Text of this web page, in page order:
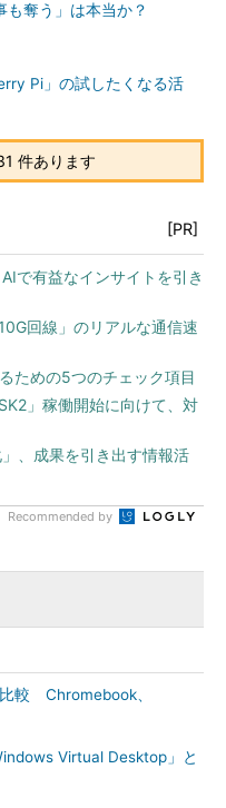
も奪う」は本当か？
Pi」の試したくなる活
件あります
[PR]
で有益なインサイトを引き
回線」のリアルな通信速
ための5つのチェック項目
」稼働開始に向けて、対
、成果を引き出す情報活
Recommended by
較 Chromebook、
Virtual Desktop」と